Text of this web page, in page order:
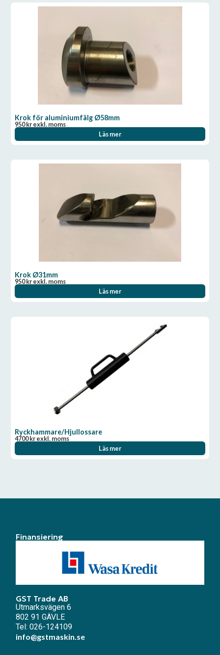
Krok för aluminiumfälg Ø58mm
950krexkl. moms
Läs mer
Krok Ø31mm
950krexkl. moms
Läs mer
Ryckhammare/Hjullossare
4700krexkl. moms
Läs mer
Finansiering
GST Trade AB
Utmarksvägen 6
802 91 GÄVLE
Tel: 026-124109
info@gstmaskin.se